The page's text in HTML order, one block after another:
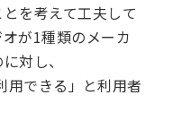
を考えて工夫して
が1種類のメーカ
対し、
できる」と利用者